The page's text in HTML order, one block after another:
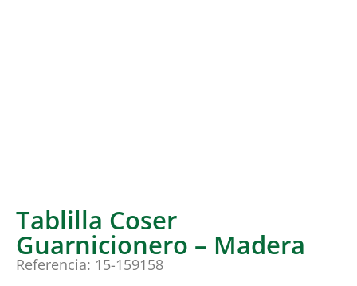
Tablilla Coser
Guarnicionero – Madera
Referencia: 15-159158